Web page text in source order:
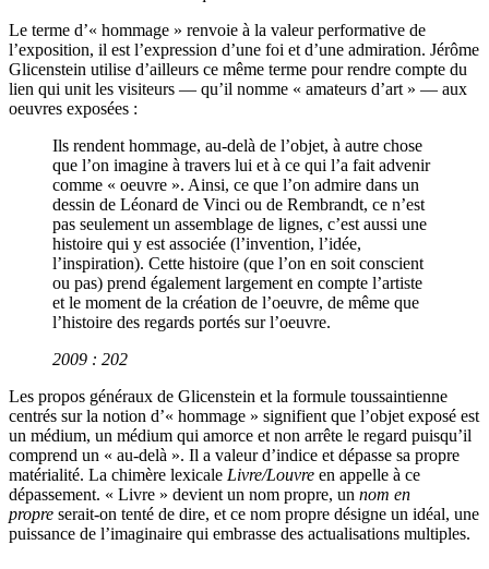
Le terme d’« hommage » renvoie à la valeur performative de
l’exposition, il est l’expression d’une foi et d’une admiration. Jérôme
Glicenstein utilise d’ailleurs ce même terme pour rendre compte du
lien qui unit les visiteurs — qu’il nomme « amateurs d’art » — aux
oeuvres exposées :
Ils rendent hommage, au-delà de l’objet, à autre chose
que l’on imagine à travers lui et à ce qui l’a fait advenir
comme « oeuvre ». Ainsi, ce que l’on admire dans un
dessin de Léonard de Vinci ou de Rembrandt, ce n’est
pas seulement un assemblage de lignes, c’est aussi une
histoire qui y est associée (l’invention, l’idée,
l’inspiration). Cette histoire (que l’on en soit conscient
ou pas) prend également largement en compte l’artiste
et le moment de la création de l’oeuvre, de même que
l’histoire des regards portés sur l’oeuvre.
2009 : 202
Les propos généraux de Glicenstein et la formule toussaintienne
centrés sur la notion d’« hommage » signifient que l’objet exposé est
un médium, un médium qui amorce et non arrête le regard puisqu’il
comprend un « au-delà ». Il a valeur d’indice et dépasse sa propre
matérialité. La chimère lexicale Livre/Louvre en appelle à ce
dépassement. « Livre » devient un nom propre, un nom en
propre serait-on tenté de dire, et ce nom propre désigne un idéal, une
puissance de l’imaginaire qui embrasse des actualisations multiples.